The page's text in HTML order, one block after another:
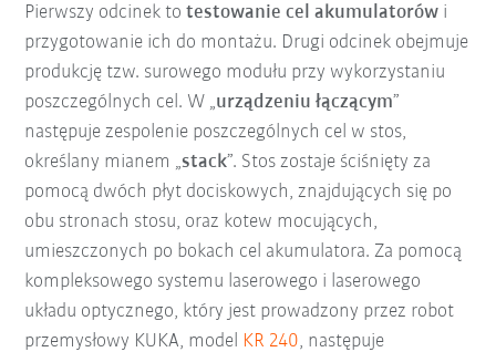
Pierwszy odcinek totestowanie cel akumulatorów i
przygotowanie ich do montażu. Drugi odcinek obejmuje
produkcję tzw. surowego modułu przy wykorzystaniu
poszczególnych cel. W „urządzeniu łączącym”
następuje zespolenie poszczególnych cel w stos,
określany mianem „stack”. Stos zostaje ściśnięty za
pomocą dwóch płyt dociskowych, znajdujących się po
obu stronach stosu, oraz kotew mocujących,
umieszczonych po bokach cel akumulatora. Za pomocą
kompleksowego systemu laserowego i laserowego
układu optycznego, który jest prowadzony przez robot
przemysłowy KUKA, model KR 240, następuje